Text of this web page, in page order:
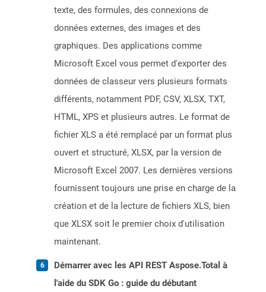
texte, des formules, des connexions de
données externes, des images et des
graphiques. Des applications comme
Microsoft Excel vous permet d'exporter des
données de classeur vers plusieurs formats
différents, notamment PDF, CSV, XLSX, TXT,
HTML, XPS et plusieurs autres. Le format de
fichier XLS a été remplacé par un format plus
ouvert et structuré, XLSX, par la version de
Microsoft Excel 2007. Les dernières versions
fournissent toujours une prise en charge de la
création et de la lecture de fichiers XLS, bien
que XLSX soit le premier choix d'utilisation
maintenant.
Démarrer avec les API REST Aspose.Total à
l'aide du SDK Go : guide du débutant